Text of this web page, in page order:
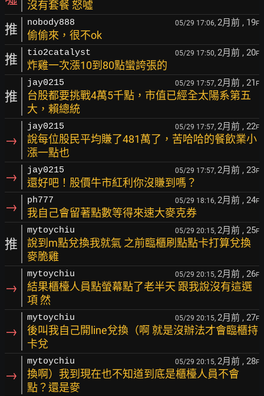
沒有套餐 怒噓
推 nobody888 05/29 17:06, 2月前 , 19F
偷偷來，很不ok
推 tio2catalyst 05/29 17:50, 2月前 , 20F
炸雞一次漲10到80點蠻誇張的
推
jay0215 05/29 17:57, 2月前 , 21 F
台股都要挑戰4萬5千點，市值已經全太陽系第五
大，賴總統
→
jay0215 05/29 17:57, 2月前 , 22F
說每位股民平均賺了481萬了，苦哈哈的餐飲業小
漲一點也
→ jay0215 05/29 17:57, 2月前 , 23F
還好吧！股價牛市紅利你沒賺到嗎？
→ ph777 05/29 18:16, 2月前 , 24F
我自己會留著點數等得來速大麥克券
推
mytoychiu 05/29 20:15, 2月前 , 25F
說到m點兌換我就氣 之前臨櫃刷點點卡打算兌換
麥脆雞
→
mytoychiu 05/29 20:15, 2月前 , 26F
結果櫃檯人員點螢幕點了老半天 跟我說沒有這選
項 然
→
mytoychiu 05/29 20:15, 2月前 , 27F
後叫我自己開line兌換（啊 就是沒辦法才會臨櫃持
卡兌
→
mytoychiu 05/29 20:15, 2月前 , 28F
換啊）我到現在也不知道到底是櫃檯人員不會
點？還是麥